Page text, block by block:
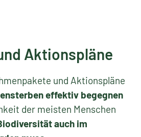
Aktionspläne
und Aktionspläne
effektiv begegnen
der meisten Menschen
auch im